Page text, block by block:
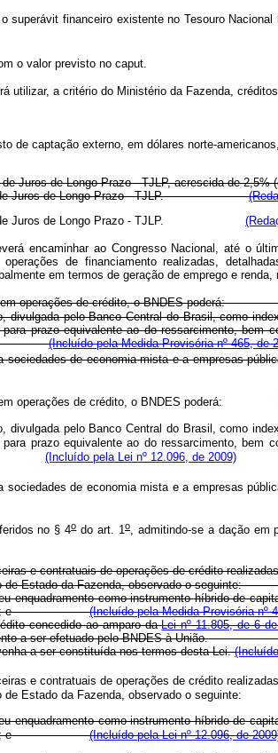
financeiro existente no Tesouro
o valor previsto no caput.
utilizar, a critério do Ministério da Fazenda,
de captação externo, em dólares norte-
Juros de Longo Prazo - TJLP, acrescida de
à Taxa de Juros de Longo Prazo - TJLP.
Taxa de Juros de Longo Prazo - TJLP.
encaminhar ao Congresso Nacional, até o
de financiamento realizadas,
em termos de geração de emprego e renda,
União em operações de crédito, o BNDES
pelo Banco Central do Brasil, como
prazo equivalente ao do ressarcimento,
e(Incluído pela Medida Provisória nº 465, de
de economia mista e a empresas
em operações de crédito, o BNDES
pelo Banco Central do Brasil, como
prazo equivalente ao do ressarcimento,
e (Incluído pela Lei nº 12.096, de 2009)
de economia mista e a empresas
no § 4odo art. 1o, admitindo-se a dação em
e contratuais de operações de crédito
de Estado da Fazenda, observado o
como instrumento híbrido de
captação; e(Incluído pela Medida Provisória nº
concedido ao amparo daLei nº 11.805, de 6
a ser efetuado pelo BNDES à
a ser constituída nos termos desta Lei.
e contratuais de operações de crédito
de Estado da Fazenda, observado o
enquadramento como instrumento híbrido de
captação; e(Incluído pela Lei nº 12.096, de